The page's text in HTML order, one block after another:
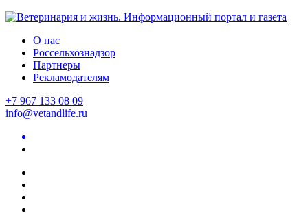
О нас
Россельхознадзор
Партнеры
Рекламодателям
+7 967 133 08 09
info@vetandlife.ru